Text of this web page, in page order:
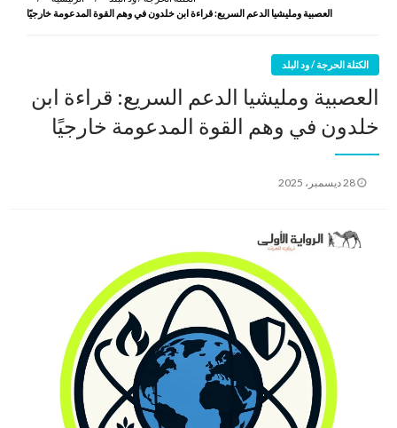
العصبية ومليشيا الدعم السريع: قراءة ابن خلدون في وهم القوة المدعومة خارجيًا
الكتلة الحرجة / ود البلد
العصبية ومليشيا الدعم السريع: قراءة ابن
خلدون في وهم القوة المدعومة خارجيًا
نُشر
28 ديسمبر، 2025